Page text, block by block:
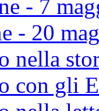
- 7
- 20
nella
con gli